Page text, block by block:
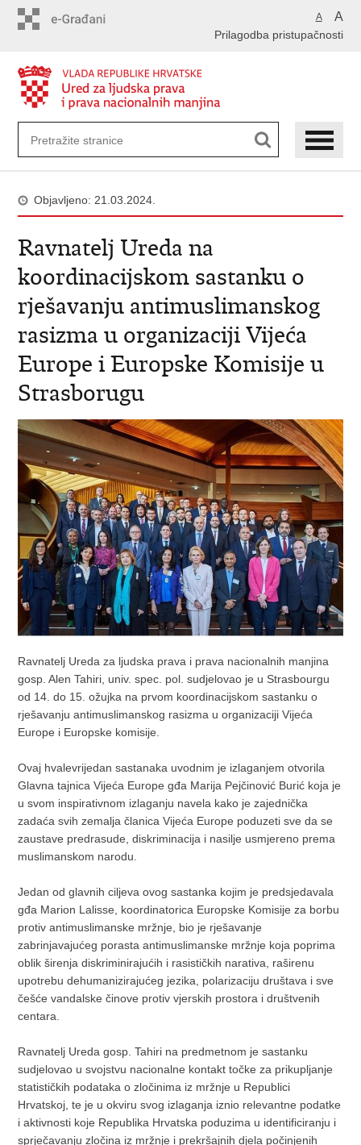
A A
Prilagodba pristupačnosti
Objavljeno: 21.03.2024.
Ravnatelj Ureda na
koordinacijskom sastanku o
rješavanju antimuslimanskog
rasizma u organizaciji Vijeća
Europe i Europske Komisije u
Strasborugu
Ravnatelj Ureda za ljudska prava i prava nacionalnih manjina
gosp. Alen Tahiri, univ. spec. pol. sudjelovao je u Strasbourgu
od 14. do 15. ožujka na prvom koordinacijskom sastanku o
rješavanju antimuslimanskog rasizma u organizaciji Vijeća
Europe i Europske komisije.
Ovaj hvalevrijedan sastanaka uvodnim je izlaganjem otvorila
Glavna tajnica Vijeća Europe gđa Marija Pejčinović Burić koja je
u svom inspirativnom izlaganju navela kako je zajednička
zadaća svih zemalja članica Vijeća Europe poduzeti sve da se
zaustave predrasude, diskriminacija i nasilje usmjereno prema
muslimanskom narodu.
Jedan od glavnih ciljeva ovog sastanka kojim je predsjedavala
gđa Marion Lalisse, koordinatorica Europske Komisije za borbu
protiv antimuslimanske mržnje, bio je rješavanje
zabrinjavajućeg porasta antimuslimanske mržnje koja poprima
oblik širenja diskriminirajućih i rasističkih narativa, raširenu
upotrebu dehumanizirajućeg jezika, polarizaciju društava i sve
češće vandalske činove protiv vjerskih prostora i društvenih
centara.
Ravnatelj Ureda gosp. Tahiri na predmetnom je sastanku
sudjelovao u svojstvu nacionalne kontakt točke za prikupljanje
statističkih podataka o zločinima iz mržnje u Republici
Hrvatskoj, te je u okviru svog izlaganja iznio relevantne podatke
i aktivnosti koje Republika Hrvatska poduzima u identificiranju i
sprječavanju zločina iz mržnje i prekršajnih djela počinjenih